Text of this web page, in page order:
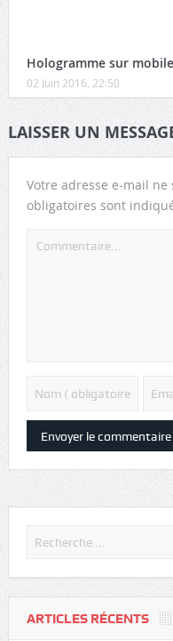
Hologramme sur
02 Juin 2016, 22:50
LAISSER UN
Votre adresse e-mail
obligatoires sont
ARTICLES RÉCENTS